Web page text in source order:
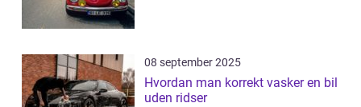
08 september 2025
Hvordan man korrekt vasker en bil
uden ridser